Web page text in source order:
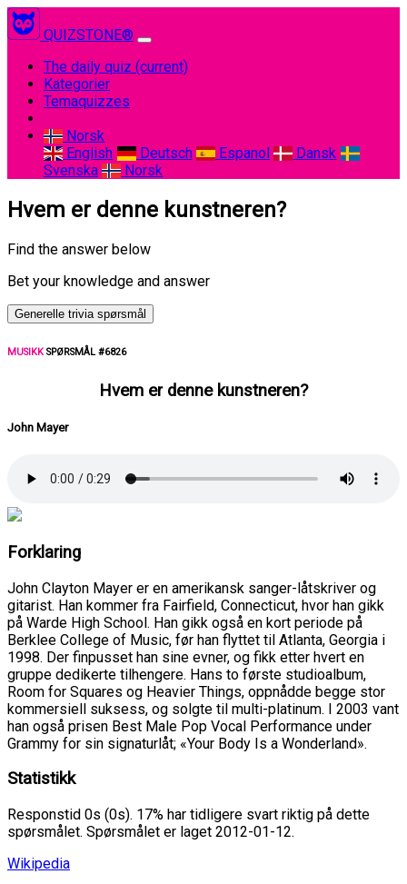
QUIZSTONE®
The daily quiz (current)
Kategorier
Temaquizzes
Norsk
English
Deutsch Espanol
Dansk
Svenska
Norsk
Hvem er denne kunstneren?
Find the answer below
Bet your knowledge and answer
Generelle trivia spørsmål
MUSIKKSPØRSMÅL #6826
Hvem er denne kunstneren?
John Mayer
Forklaring
John Clayton Mayer er en amerikansk sanger-låtskriver og
gitarist. Han kommer fra Fairfield, Connecticut, hvor han gikk
på Warde High School. Han gikk også en kort periode på
Berklee College of Music, før han flyttet til Atlanta, Georgia i
1998. Der finpusset han sine evner, og fikk etter hvert en
gruppe dedikerte tilhengere. Hans to første studioalbum,
Room for Squares og Heavier Things, oppnådde begge stor
kommersiell suksess, og solgte til multi-platinum. I 2003 vant
han også prisen Best Male Pop Vocal Performance under
Grammy for sin signaturlåt; «Your Body Is a Wonderland».
Statistikk
Responstid 0s (0s). 17% har tidligere svart riktig på dette
spørsmålet. Spørsmålet er laget 2012-01-12.
Wikipedia